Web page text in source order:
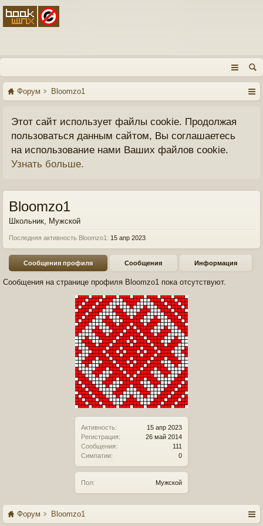
Форум Bloomzo1
Этот сайт использует файлы cookie. Продолжая
пользоваться данным сайтом, Вы соглашаетесь
на использование нами Ваших файлов cookie.
Узнать больше.
Активность:
15 апр 2023
Регистрация:
26 май 2014
Сообщения:
111
Симпатии:
0
Пол: Мужской
Bloomzo1
Школьник, Мужской
Последняя активность Bloomzo1: 15 апр 2023
Сообщения профиля Сообщения Информация
Сообщения на странице профиля Bloomzo1 пока отсутствуют.
Форум Bloomzo1